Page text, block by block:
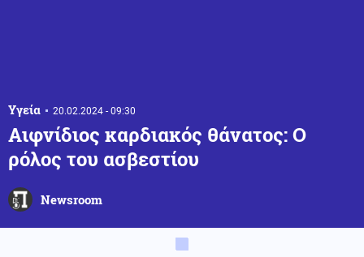
Υγεία 20.02.2024 - 09:30
Αιφνίδιος καρδιακός θάνατος: Ο
ρόλος του ασβεστίου
Newsroom